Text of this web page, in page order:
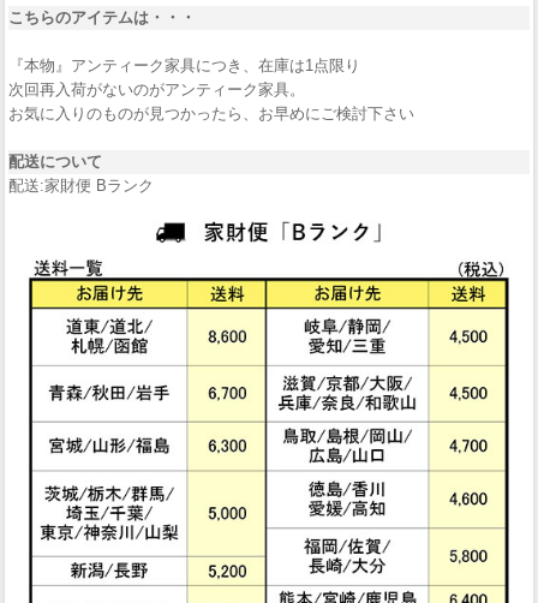
こちらのアイテムは・・・
『本物』アンティーク家具につき、在庫は1点限り
次回再入荷がないのがアンティーク家具。
お気に入りのものが見つかったら、お早めにご検討下さい
配送について
配送:家財便 Bランク